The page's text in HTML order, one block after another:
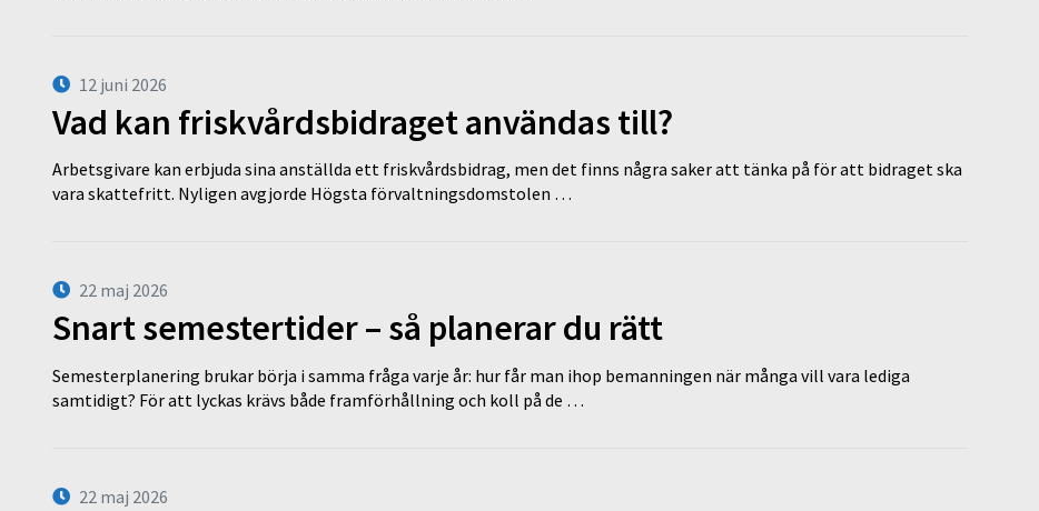
12 juni 2026
Vad kan friskvårdsbidraget användas till?
Arbetsgivare kan erbjuda sina anställda ett friskvårdsbidrag, men det finns några saker att tänka på för att bidraget ska
vara skattefritt. Nyligen avgjorde Högsta förvaltningsdomstolen …
22 maj 2026
Snart semestertider – så planerar du rätt
Semesterplanering brukar börja i samma fråga varje år: hur får man ihop bemanningen när många vill vara lediga
samtidigt? För att lyckas krävs både framförhållning och koll på de …
22 maj 2026